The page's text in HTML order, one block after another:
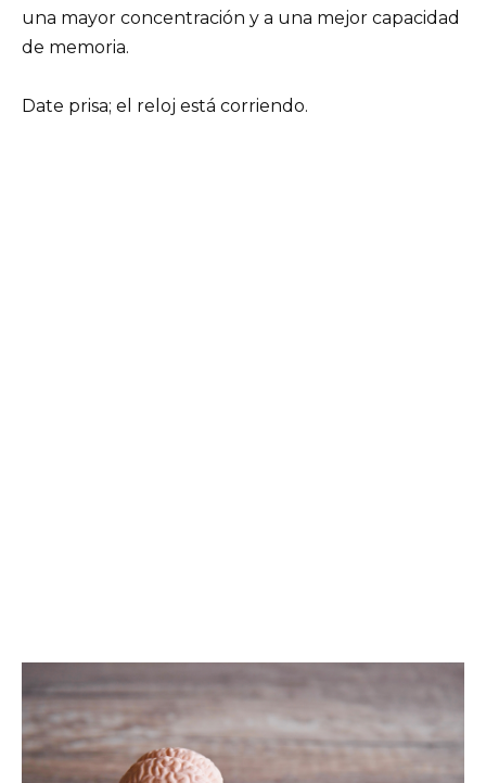
una mayor concentración y a una mejor capacidad
de memoria.
Date prisa; el reloj está corriendo.